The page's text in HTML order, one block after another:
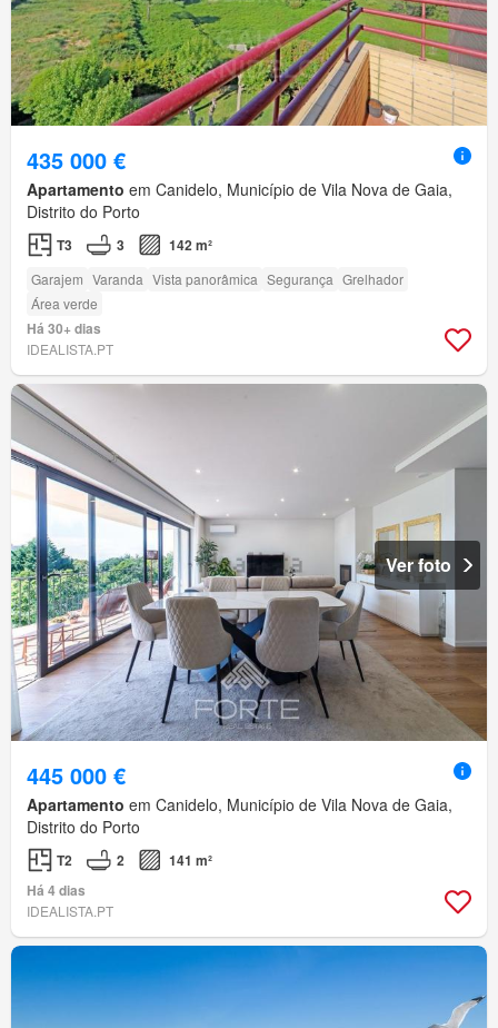
435 000 €
Apartamento em Canidelo, Município de Vila Nova de Gaia,
Distrito do Porto
T3 3 142 m²
Garajem Varanda Vista panorâmica Segurança Grelhador
Área verde
Há 30+ dias
IDEALISTA.PT
Ver foto
445 000 €
Apartamento em Canidelo, Município de Vila Nova de Gaia,
Distrito do Porto
T2 2
141 m²
Há 4 dias
IDEALISTA.PT